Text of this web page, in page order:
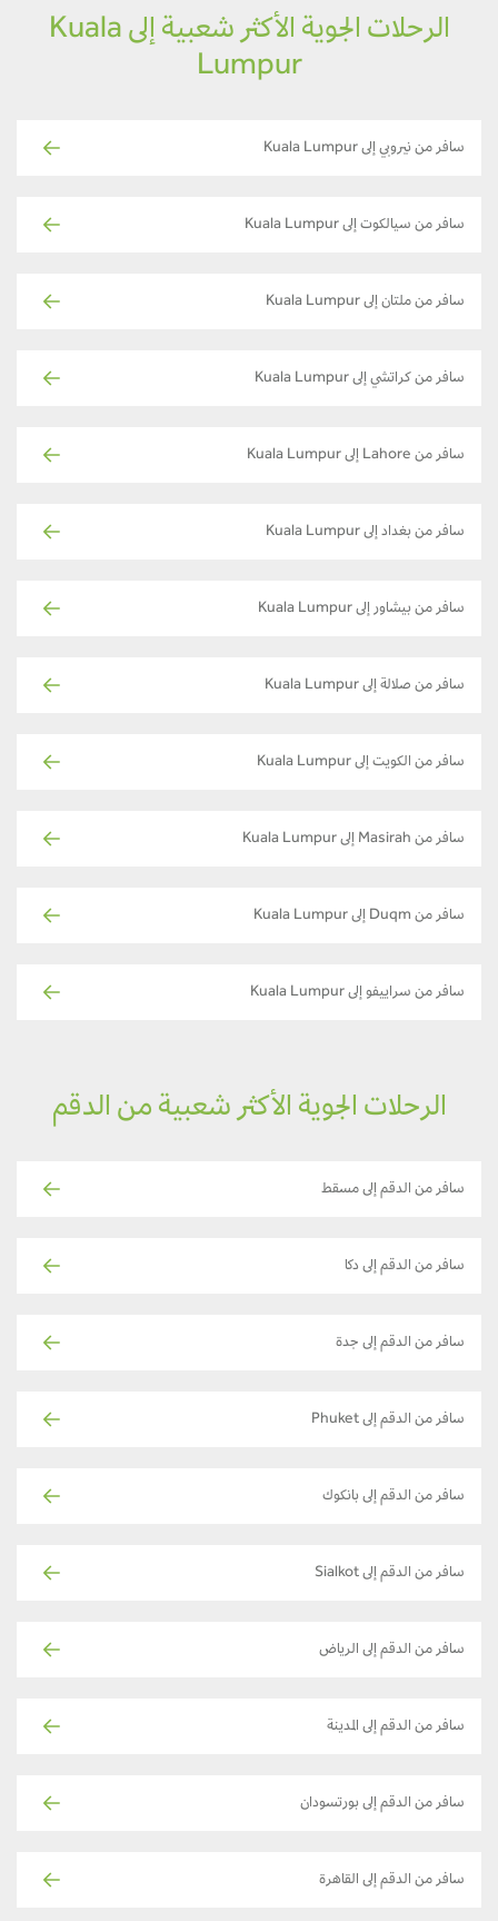
الرحلات الجوية الأكثر شعبية إلى Kuala
Lumpur
سافر من نيروبي إلى Kuala Lumpur
سافر من سيالكوت إلى Kuala Lumpur
سافر من ملتان إلى Kuala Lumpur
سافر من كراتشي إلى Kuala Lumpur
سافر من Lahore إلى Kuala Lumpur
سافر من بغداد إلى Kuala Lumpur
سافر من بيشاور إلى Kuala Lumpur
سافر من صلالة إلى Kuala Lumpur
سافر من الكويت إلى Kuala Lumpur
سافر من Masirah إلى Kuala Lumpur
سافر من Duqm إلى Kuala Lumpur
سافر من سراييفو إلى Kuala Lumpur
الرحلات الجوية الأكثر شعبية من الدقم
سافر من الدقم إلى مسقط
سافر من الدقم إلى دكا
سافر من الدقم إلى جدة
سافر من الدقم إلى Phuket
سافر من الدقم إلى بانكوك
سافر من الدقم إلى Sialkot
سافر من الدقم إلى الرياض
سافر من الدقم إلى المدينة
سافر من الدقم إلى بورتسودان
سافر من الدقم إلى القاهرة